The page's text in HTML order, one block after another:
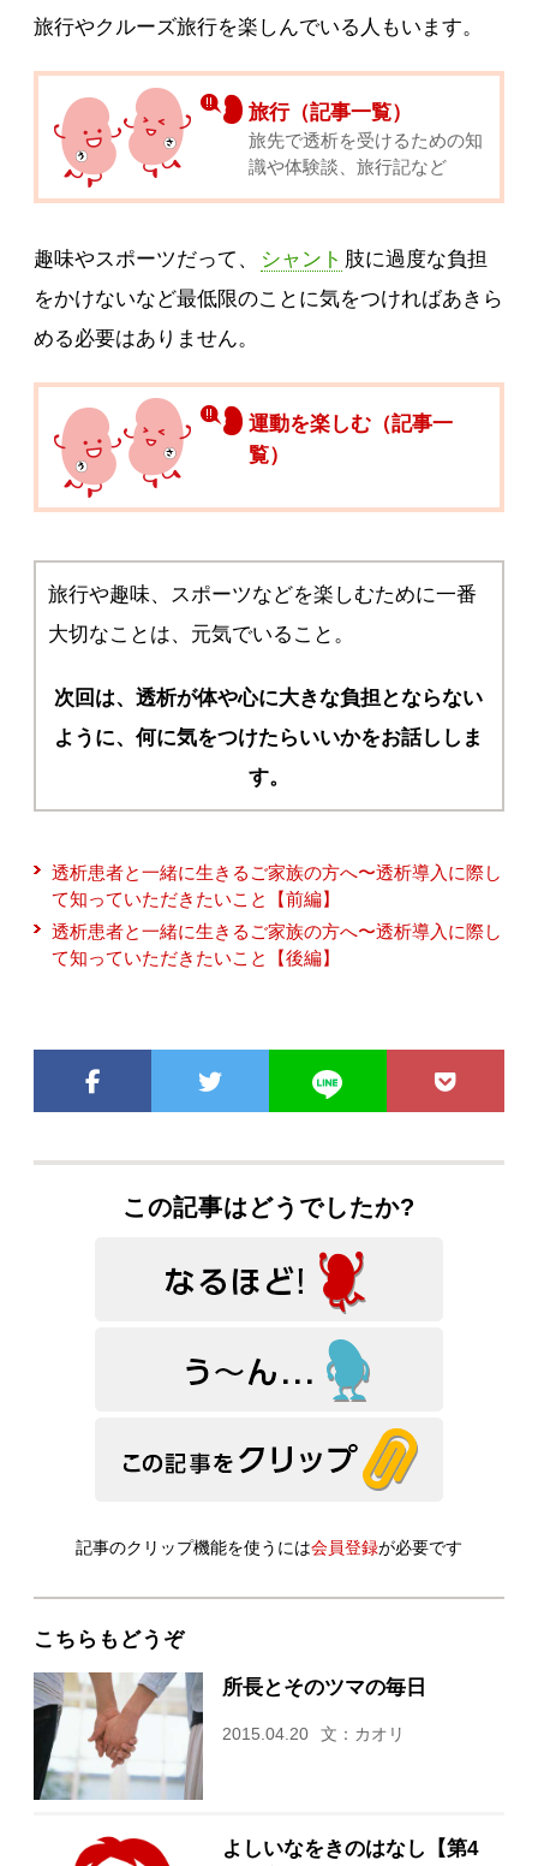
旅行やクルーズ旅行を楽しんでいる人もいます。
旅行（記事一覧）
旅先で透析を受けるための知
識や体験談、旅行記など
趣味やスポーツだって、 シャント 肢に過度な負担
をかけないなど最低限のことに気をつければあきら
める必要はありません。
運動を楽しむ（記事一
覧）
旅行や趣味、スポーツなどを楽しむために一番
大切なことは、元気でいること。
次回は、透析が体や心に大きな負担とならない
ように、何に気をつけたらいいかをお話ししま
す。
透析患者と一緒に生きるご家族の方へ〜透析導入に際し
て知っていただきたいこと【前編】
透析患者と一緒に生きるご家族の方へ〜透析導入に際し
て知っていただきたいこと【後編】
この記事はどうでしたか?
記事のクリップ機能を使うには会員登録が必要です
こちらもどうぞ
所長とそのツマの毎日
2015.04.20 文：カオリ
よしいなをきのはなし【第4